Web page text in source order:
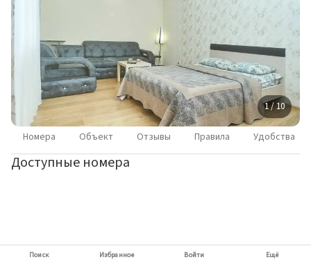
1 / 10
Номера Объект Отзывы Правила Удобства
Доступные номера
Поиск Избранное Войти Ещё